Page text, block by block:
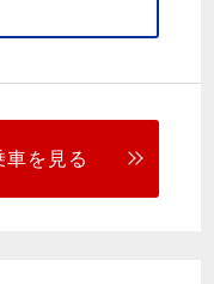
を見る